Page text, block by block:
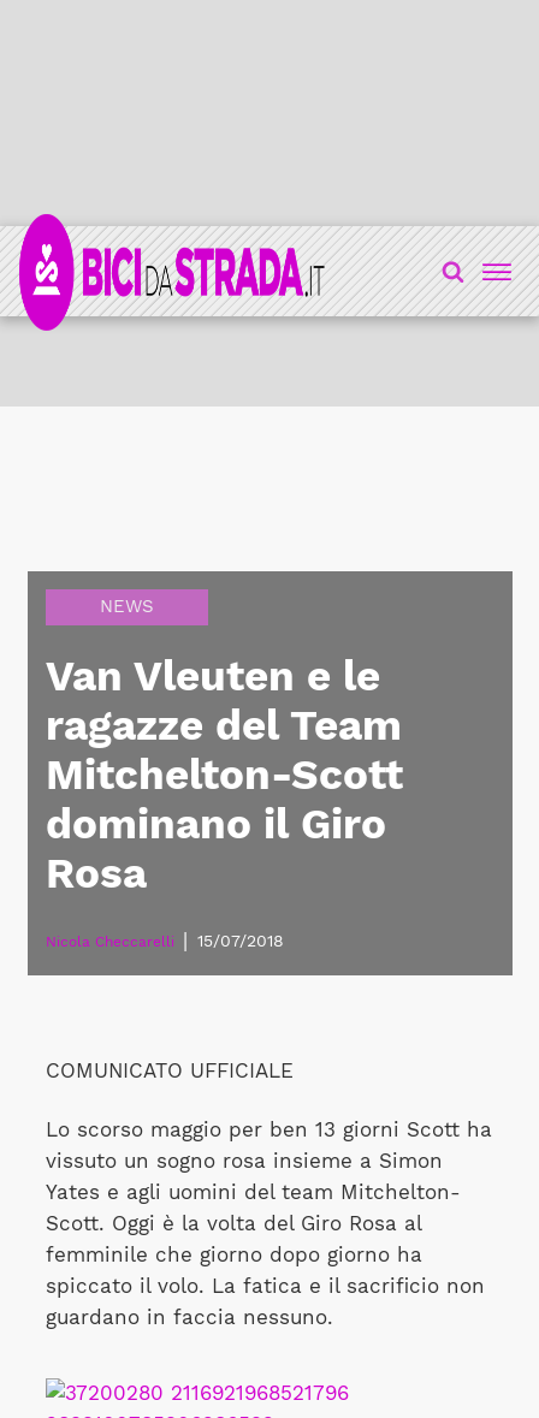
NEWS
Van Vleuten e le
ragazze del Team
Mitchelton-Scott
dominano il Giro
Rosa
Nicola Checcarelli 15/07/2018
COMUNICATO UFFICIALE
Lo scorso maggio per ben 13 giorni Scott ha
vissuto un sogno rosa insieme a Simon
Yates e agli uomini del team Mitchelton-
Scott. Oggi è la volta del Giro Rosa al
femminile che giorno dopo giorno ha
spiccato il volo. La fatica e il sacrificio non
guardano in faccia nessuno.